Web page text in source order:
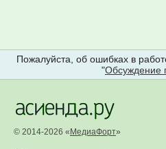
Пожалуйста, об ошибках в
"Обсуждение
© 2014-2026 « МедиаФорт»